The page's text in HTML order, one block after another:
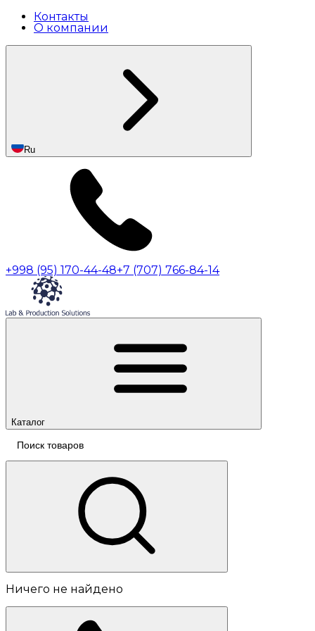
Контакты
О компании
Ru
+998 (95) 170-44-48+7 (707) 766-84-14
Каталог
Ничего не найдено